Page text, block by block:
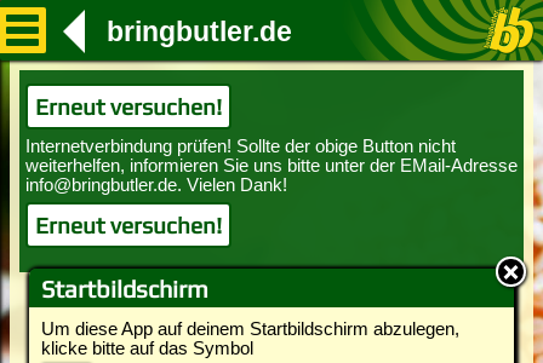
Startbildschirm
Um diese App auf deinem Startbildschirm abzulegen,
klicke bitte auf das Symbol
bringbutler.de
Erneut versuchen!
Erneut versuchen!